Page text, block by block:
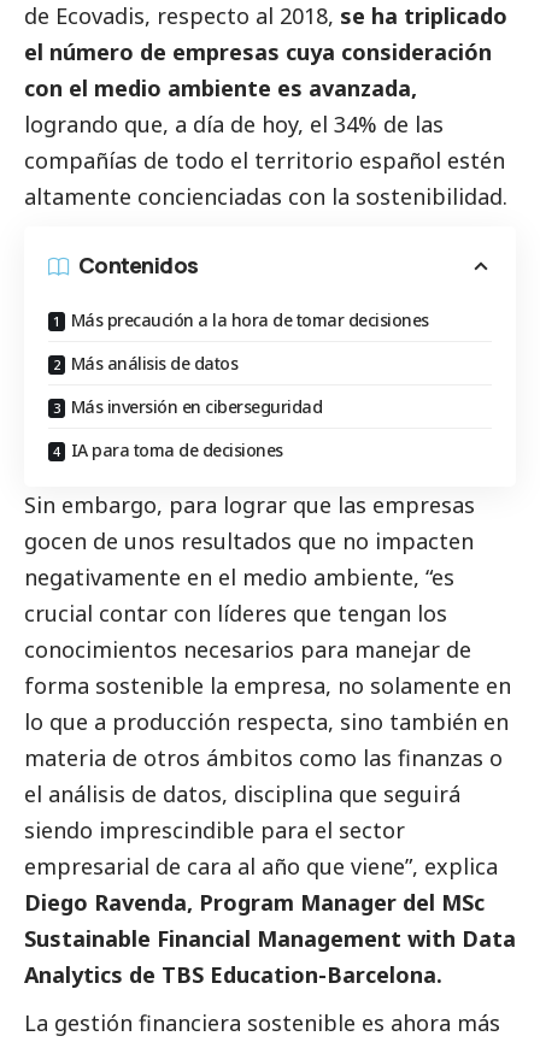
de Ecovadis, respecto al 2018, se ha triplicado
el número de empresas cuya consideración
con el medio ambiente es avanzada,
logrando que, a día de hoy, el 34% de las
compañías de todo el territorio español estén
altamente concienciadas con la sostenibilidad.
Contenidos
Más precaución a la hora de tomar decisiones
Más análisis de datos
Más inversión en ciberseguridad
IA para toma de decisiones
Sin embargo, para lograr que las empresas
gocen de unos resultados que no impacten
negativamente en el medio ambiente, “es
crucial contar con líderes que tengan los
conocimientos necesarios para manejar de
forma sostenible la empresa, no solamente en
lo que a producción respecta, sino también en
materia de otros ámbitos como las finanzas o
el análisis de datos, disciplina que seguirá
siendo imprescindible para el sector
empresarial de cara al año que viene”, explica
Diego Ravenda, Program Manager del MSc
Sustainable Financial Management with Data
Analytics de TBS Education-Barcelona.
La gestión financiera sostenible es ahora más